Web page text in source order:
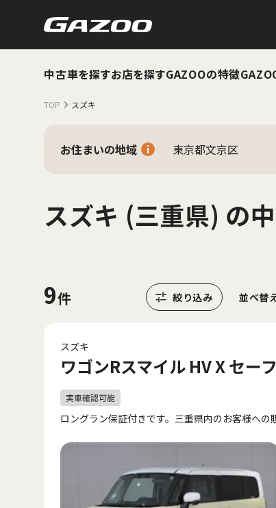
中古車を探すお店を探すGAZOOの特徴
TOP スズキ
お住まいの地域 東京都文京区
スズキ (三重県) の
9 並べ替
スズキ
ワゴンRスマイル HV X セー
ロングラン保証付きです。三重県内のお客様への